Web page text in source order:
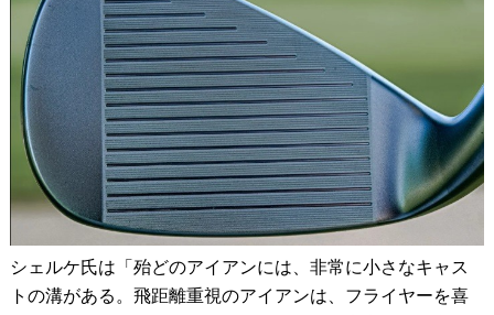
シェルケ氏は「殆どのアイアンには、非常に小さなキャス
トの溝がある。飛距離重視のアイアンは、フライヤーを喜